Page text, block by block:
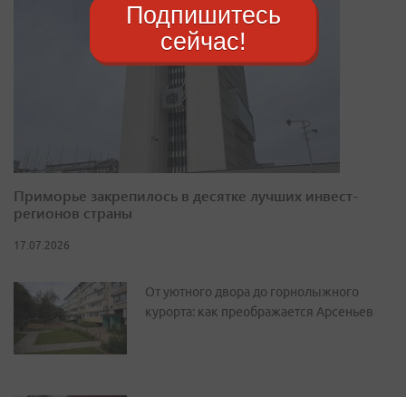
Приморье закрепилось в десятке лучших инвест-
регионов страны
17.07.2026
От уютного двора до горнолыжного
курорта: как преображается Арсеньев
Подпишитесь
сейчас!